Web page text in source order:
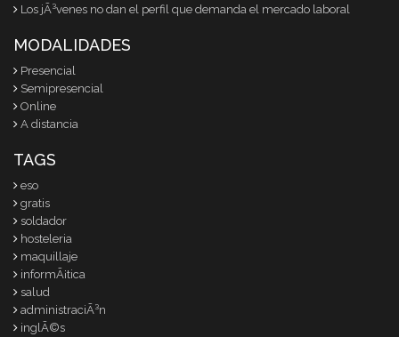
Los jÃ³venes no dan el perfil que demanda el mercado laboral
MODALIDADES
Presencial
Semipresencial
Online
A distancia
TAGS
eso
gratis
soldador
hosteleria
maquillaje
informÃ¡tica
salud
administraciÃ³n
inglÃ©s